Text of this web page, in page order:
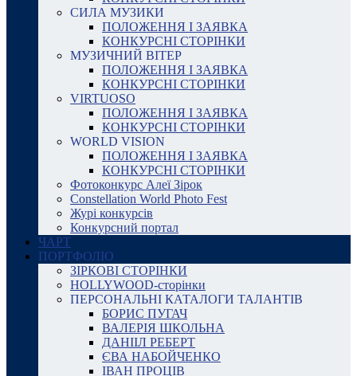
СИЛА МУЗИКИ
ПОЛОЖЕННЯ І ЗАЯВКА
КОНКУРСНІ СТОРІНКИ
МУЗИЧНИЙ ВІТЕР
ПОЛОЖЕННЯ І ЗАЯВКА
КОНКУРСНІ СТОРІНКИ
VIRTUOSO
ПОЛОЖЕННЯ І ЗАЯВКА
КОНКУРСНІ СТОРІНКИ
WORLD VISION
ПОЛОЖЕННЯ І ЗАЯВКА
КОНКУРСНІ СТОРІНКИ
Фотоконкурс Алеї Зірок
Constellation World Photo Fest
Журі конкурсів
Конкурсний портал
ЧАРТ
ПОРТФОЛІО
ЗІРКОВІ СТОРІНКИ
HOLLYWOOD-сторінки
ПЕРСОНАЛЬНІ КАТАЛОГИ ТАЛАНТІВ
БОРИС ПУГАЧ
ВАЛЕРІЯ ШКОЛЬНА
ДАНІІЛ РЕБЕРТ
ЄВА НАБОЙЧЕНКО
ІВАН ПРОЦІВ